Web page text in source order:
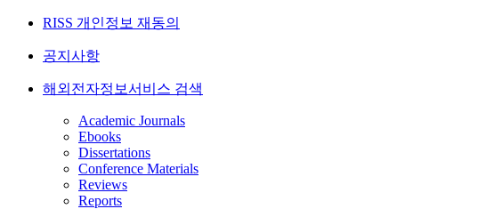
RISS 개인정보 재동의
공지사항
해외전자정보서비스 검색
Academic Journals
Ebooks
Dissertations
Conference Materials
Reviews
Reports